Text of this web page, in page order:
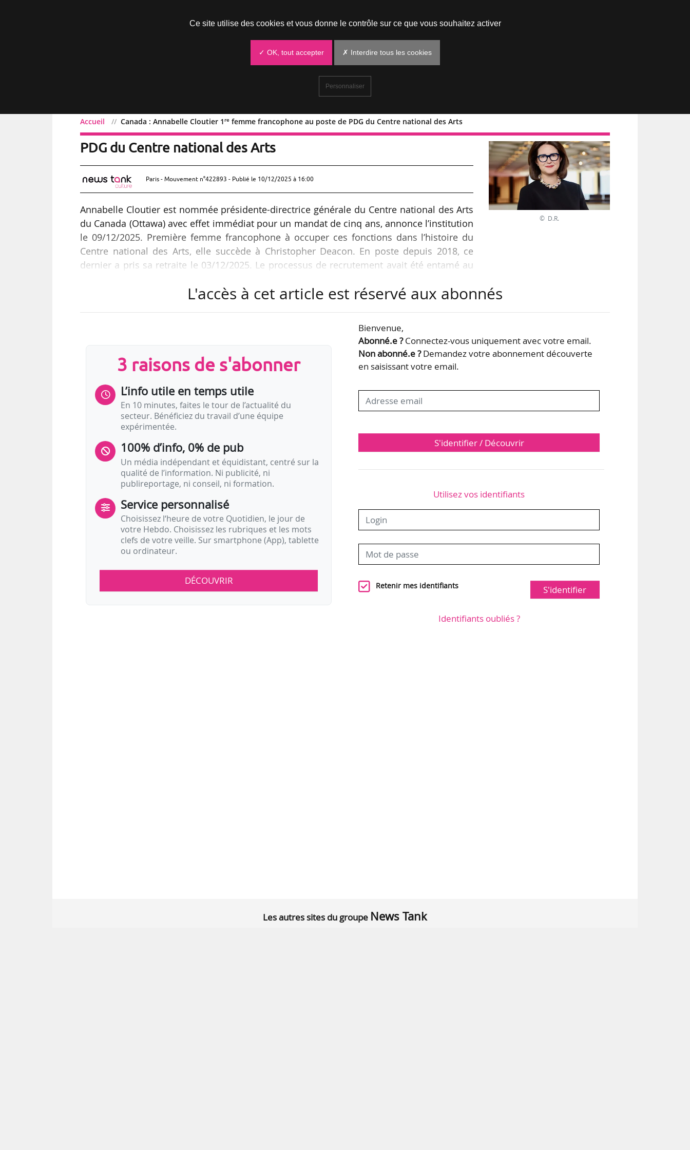
Accueil Canada : Annabelle Cloutier 1re femme francophone au poste de PDG du Centre national des Arts
Canada : Annabelle Cloutier 1refemme francophone au poste de
PDG du Centre national des Arts
Paris - Mouvement n°422893 - Publié le 10/12/2025 à 16:00
Annabelle Cloutier est nommée présidente-directrice générale du Centre national des Arts
du Canada (Ottawa) avec effet immédiat pour un mandat de cinq ans, annonce l’institution
le 09/12/2025. Première femme francophone à occuper ces fonctions dans l’histoire du
Centre national des Arts, elle succède à Christopher Deacon. En poste depuis 2018, ce
dernier a pris sa retraite le 03/12/2025. Le processus de recrutement avait été entamé au
pour le CA. « Son double rôle dans les sphères de la direction et de la gouvernance l’a
© D.R.
L'accès à cet article est réservé aux abonnés
3 raisons de s'abonner
L’info utile en temps utile
En 10 minutes, faites le tour de l’actualité du
secteur. Bénéficiez du travail d’une équipe
expérimentée.
100% d’info, 0% de pub
Un média indépendant et équidistant, centré sur la
qualité de l’information. Ni publicité, ni
publireportage, ni conseil, ni formation.
Service personnalisé
Choisissez l‘heure de votre Quotidien, le jour de
votre Hebdo. Choisissez les rubriques et les mots
clefs de votre veille. Sur smartphone (App), tablette
ou ordinateur.
DÉCOUVRIR
Bienvenue,
Abonné.e ?Connectez-vous uniquement avec votre email.
Non abonné.e ?Demandez votre abonnement découverte
en saisissant votre email.
S'identifier / Découvrir
Utilisez vos identifiants
Retenir mes identifiants S'identifier
Identifiants oubliés ?
Les autres sites du groupe News Tank
Ce site utilise des cookies et vous donne le contrôle sur ce que vous souhaitez activer
✓ OK, tout accepter ✗ Interdire tous les cookies
Personnaliser